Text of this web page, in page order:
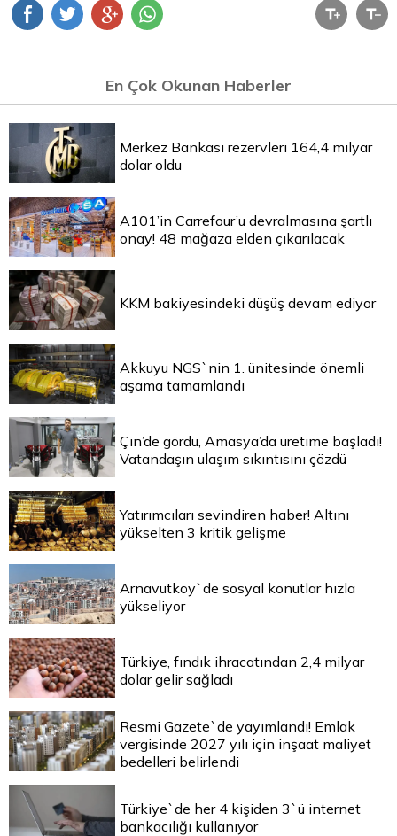
En Çok Okunan Haberler
Merkez Bankası rezervleri 164,4 milyar
dolar oldu
A101’in Carrefour’u devralmasına şartlı
onay! 48 mağaza elden çıkarılacak
KKM bakiyesindeki düşüş devam ediyor
Akkuyu NGS`nin 1. ünitesinde önemli
aşama tamamlandı
Çin’de gördü, Amasya’da üretime başladı!
Vatandaşın ulaşım sıkıntısını çözdü
Yatırımcıları sevindiren haber! Altını
yükselten 3 kritik gelişme
Arnavutköy`de sosyal konutlar hızla
yükseliyor
Türkiye, fındık ihracatından 2,4 milyar
dolar gelir sağladı
Resmi Gazete`de yayımlandı! Emlak
vergisinde 2027 yılı için inşaat maliyet
bedelleri belirlendi
Türkiye`de her 4 kişiden 3`ü internet
bankacılığı kullanıyor